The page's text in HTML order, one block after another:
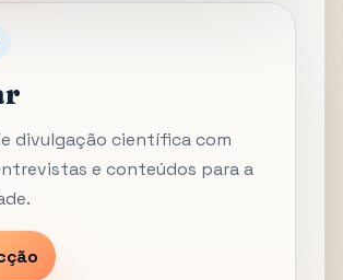
divulgação científica com
e conteúdos para a